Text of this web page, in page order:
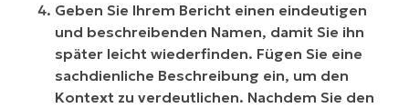
Geben Sie Ihrem Bericht einen eindeutigen
und beschreibenden Namen, damit Sie ihn
später leicht wiederfinden. Fügen Sie eine
sachdienliche Beschreibung ein, um den
Kontext zu verdeutlichen. Nachdem Sie den